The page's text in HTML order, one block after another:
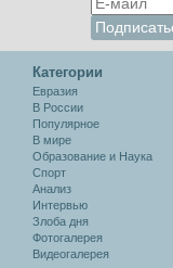
Категории
Евразия
В России
Популярное
В мире
Образование и Наука
Спорт
Анализ
Интервью
Злоба дня
Фотогалерея
Видеогалерея